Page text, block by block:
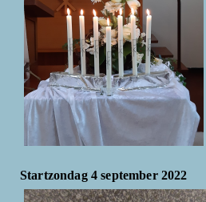
Startzondag 4 september 2022